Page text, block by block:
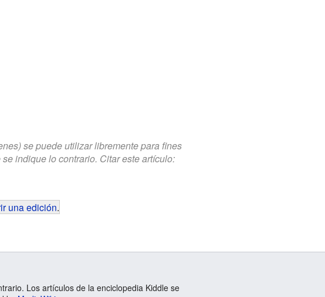
se puede utilizar libremente para fines
indique lo contrario. Citar este artículo:
una edición.
Los artículos de la enciclopedia Kiddle se